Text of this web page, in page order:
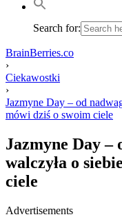
Search for:
BrainBerries.co
›
Ciekawostki
›
Jazmyne Day – od
mówi dziś o swoim ciele
Jazmyne Day –
walczyła o
ciele
Advertisements